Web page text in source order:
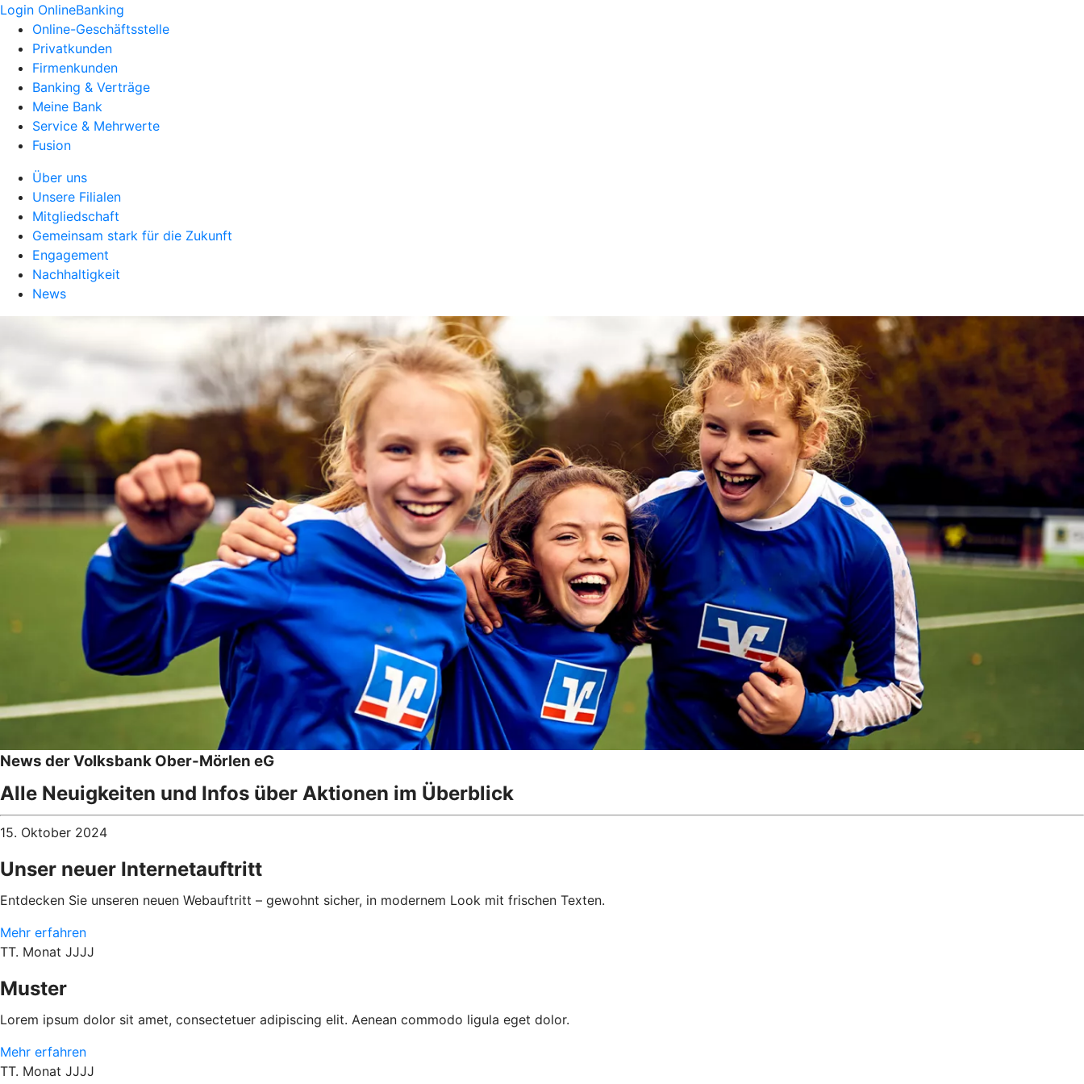
Login OnlineBanking
Online-Geschäftsstelle
Privatkunden
Firmenkunden
Banking & Verträge
Meine Bank
Service & Mehrwerte
Fusion
Über uns
Unsere Filialen
Mitgliedschaft
Gemeinsam stark für die Zukunft
Engagement
Nachhaltigkeit
News
News der Volksbank Ober-Mörlen eG
Alle Neuigkeiten und Infos über Aktionen im Überblick
15. Oktober 2024
Unser neuer Internetauftritt
Entdecken Sie unseren neuen Webauftritt – gewohnt sicher, in modernem Look mit frischen Texten.
Mehr erfahren
TT. Monat JJJJ
Muster
Lorem ipsum dolor sit amet, consectetuer adipiscing elit. Aenean commodo ligula eget dolor.
Mehr erfahren
TT. Monat JJJJ